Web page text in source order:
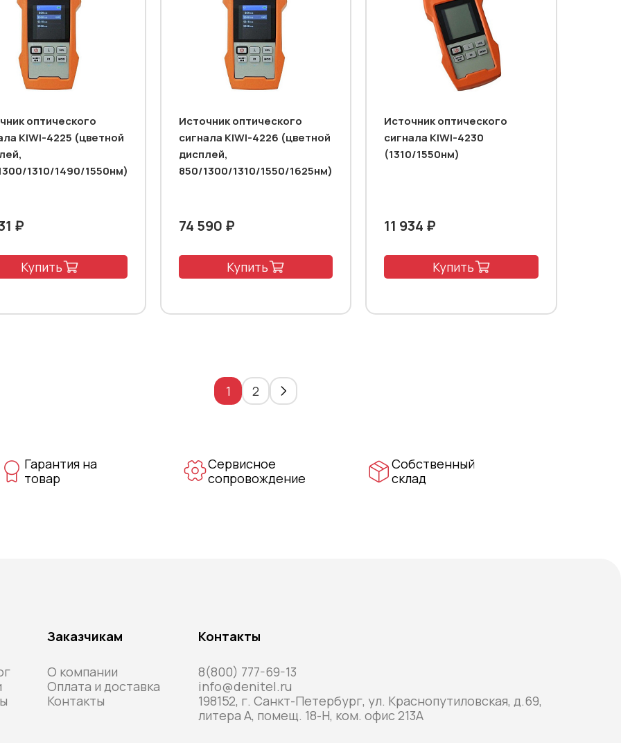
оптического
KIWI-4225 (цветной
1310/1490/1550нм)
₽
Купить
Источник оптического
сигнала KIWI-4226 (цветной
дисплей,
850/1300/1310/1550/1625нм)
74 590 ₽
Купить
Источник оптического
сигнала KIWI-4230
(1310/1550нм)
11 934 ₽
Купить
1 2
Гарантия на
товар
Сервисное
сопровождение
Собственный
склад
Заказчикам
О компании
Оплата и доставка
Контакты
Контакты
8(800) 777-69-13
info@denitel.ru
198152, г. Санкт-Петербург, ул. Краснопутиловская, д.69,
литера А, помещ. 18-Н, ком. офис 213А